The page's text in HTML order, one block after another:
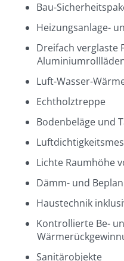
Bau-
Heizungsanlage-
Dreifach verglaste
Luft-Wasser-
Echtholztreppe
Bodenbeläge und
Lichte Raumhöhe
Dämm- und
Haustechnik
Kontrollierte Be-
Sanitärobjekte